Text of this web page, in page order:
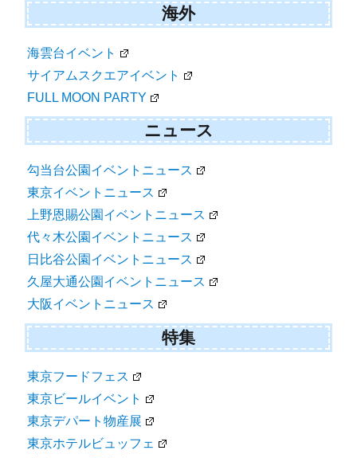
海外
海雲台イベント
サイアムスクエアイベント
FULL MOON PARTY
ニュース
勾当台公園イベントニュース
東京イベントニュース
上野恩賜公園イベントニュース
代々木公園イベントニュース
日比谷公園イベントニュース
久屋大通公園イベントニュース
大阪イベントニュース
特集
東京フードフェス
東京ビールイベント
東京デパート物産展
東京ホテルビュッフェ